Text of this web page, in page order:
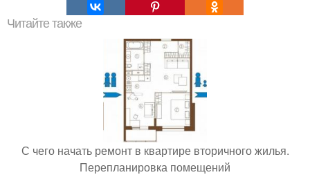
Читайте также
С чего начать ремонт в квартире вторичного жилья.
Перепланировка помещений